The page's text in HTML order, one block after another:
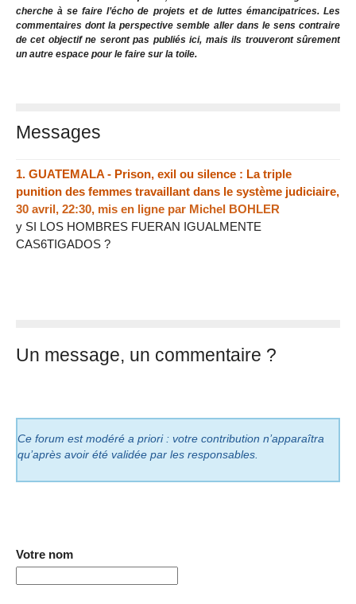
cherche à se faire l’écho de projets et de luttes émancipatrices. Les
commentaires dont la perspective semble aller dans le sens contraire
de cet objectif ne seront pas publiés ici, mais ils trouveront sûrement
un autre espace pour le faire sur la toile.
Messages
1. GUATEMALA - Prison, exil ou silence : La triple
punition des femmes travaillant dans le système judiciaire,
30 avril, 22:30, mis en ligne par Michel BOHLER
y SI LOS HOMBRES FUERAN IGUALMENTE
CAS6TIGADOS ?
Un message, un commentaire ?
Ce forum est modéré a priori : votre contribution n’apparaîtra
qu’après avoir été validée par les responsables.
Votre nom